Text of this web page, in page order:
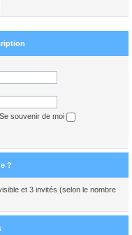
Se souvenir de moi
?
et 3 invités (selon le nombre